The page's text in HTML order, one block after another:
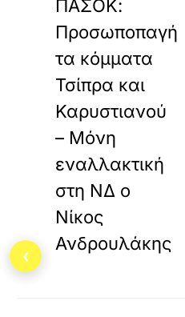
ΠΑΣΟΚ:
Προσωποπαγή
τα κόμματα
Τσίπρα και
Καρυστιανού
– Μόνη
εναλλακτική
στη ΝΔ ο
Νίκος
Ανδρουλάκης
‹